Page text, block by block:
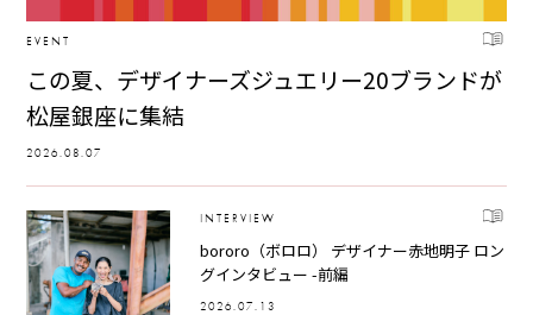
EVENT
この夏、デザイナーズジュエリー20ブランドが
松屋銀座に集結
2026.08.07
INTERVIEW
bororo（ボロロ） デザイナー赤地明子 ロン
グインタビュー -前編
2026.07.13